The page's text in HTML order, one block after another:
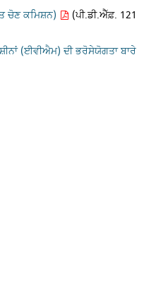
ਚੋਣ ਕਮਿਸ਼ਨ)
(ਪੀ.ਡੀ.ਐੱਫ਼. 121
(ਈਵੀਐਮ) ਦੀ ਭਰੋਸੇਯੋਗਤਾ ਬਾਰੇ